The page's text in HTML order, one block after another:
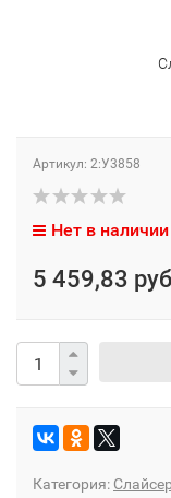
Артикул: 2:У3858
Нет в наличии
5 459,83
Категория: